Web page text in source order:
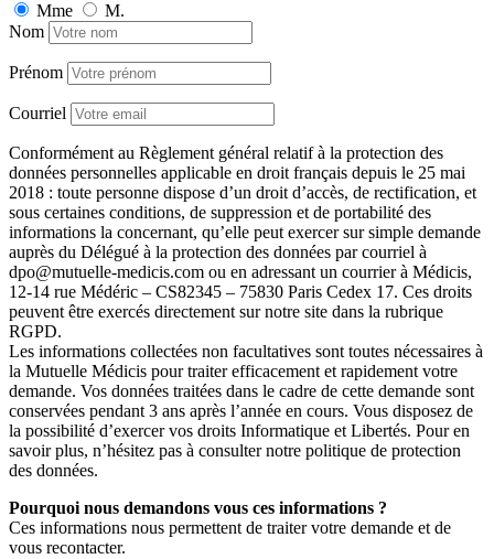
Mme
M.
Nom
Prénom
Courriel
Conformément au Règlement général relatif à la protection des
données personnelles applicable en droit français depuis le 25 mai
2018 : toute personne dispose d’un droit d’accès, de rectification, et
sous certaines conditions, de suppression et de portabilité des
informations la concernant, qu’elle peut exercer sur simple demande
auprès du Délégué à la protection des données par courriel à
dpo@mutuelle-medicis.com ou en adressant un courrier à Médicis,
12-14 rue Médéric – CS82345 – 75830 Paris Cedex 17. Ces droits
peuvent être exercés directement sur notre site dans la rubrique
RGPD.
Les informations collectées non facultatives sont toutes nécessaires à
la Mutuelle Médicis pour traiter efficacement et rapidement votre
demande. Vos données traitées dans le cadre de cette demande sont
conservées pendant 3 ans après l’année en cours. Vous disposez de
la possibilité d’exercer vos droits Informatique et Libertés. Pour en
savoir plus, n’hésitez pas à consulternotre politique de protection
des données.
Pourquoi nous demandons vous ces informations ?
Ces informations nous permettent de traiter votre demande et de
vous recontacter.